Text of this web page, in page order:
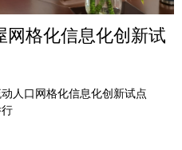
网格化信息化创新试
人口网格化信息化创新试点